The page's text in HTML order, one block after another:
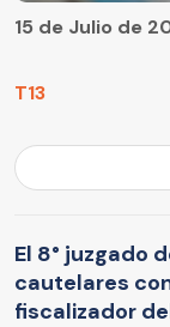
T13
15 de Julio de
El 8° juzgado
cautelares
fiscalizador